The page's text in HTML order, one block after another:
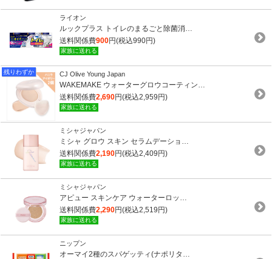
ライオン
ルックプラス トイレのまるごと除菌消…
送料関係費900円(税込990円)
家族に送れる
残りわずか CJ Olive Young Japan
WAKEMAKE ウォーターグロウコーティン…
送料関係費2,690円(税込2,959円)
家族に送れる
ミシャジャパン
ミシャ グロウ スキン セラムデーショ…
送料関係費2,190円(税込2,409円)
家族に送れる
ミシャジャパン
アピュー スキンケア ウォーターロッ…
送料関係費2,290円(税込2,519円)
家族に送れる
ニップン
オーマイ2種のスパゲッティ(ナポリタ…